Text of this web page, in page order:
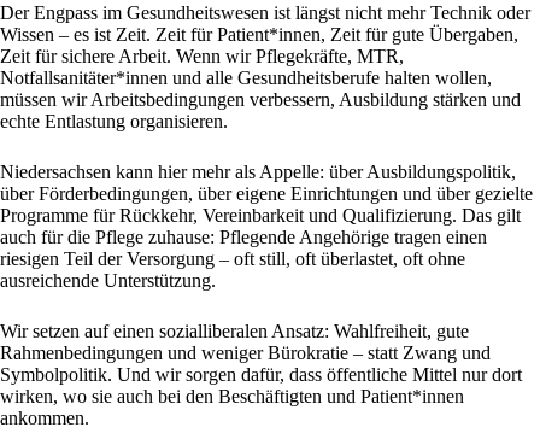
Der Engpass im Gesundheitswesen ist längst nicht mehr Technik oder
Wissen – es ist Zeit. Zeit für Patient*innen, Zeit für gute Übergaben,
Zeit für sichere Arbeit. Wenn wir Pflegekräfte, MTR,
Notfallsanitäter*innen und alle Gesundheitsberufe halten wollen,
müssen wir Arbeitsbedingungen verbessern, Ausbildung stärken und
echte Entlastung organisieren.
Niedersachsen kann hier mehr als Appelle: über Ausbildungspolitik,
über Förderbedingungen, über eigene Einrichtungen und über gezielte
Programme für Rückkehr, Vereinbarkeit und Qualifizierung. Das gilt
auch für die Pflege zuhause: Pflegende Angehörige tragen einen
riesigen Teil der Versorgung – oft still, oft überlastet, oft ohne
ausreichende Unterstützung.
Wir setzen auf einen sozialliberalen Ansatz: Wahlfreiheit, gute
Rahmenbedingungen und weniger Bürokratie – statt Zwang und
Symbolpolitik. Und wir sorgen dafür, dass öffentliche Mittel nur dort
wirken, wo sie auch bei den Beschäftigten und Patient*innen
ankommen.